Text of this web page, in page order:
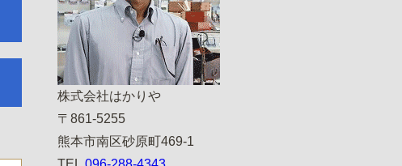
株式会社はかりや
〒861-5255
熊本市南区砂原町469-1